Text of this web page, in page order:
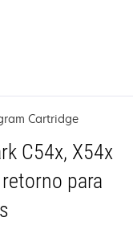
Cartridge
C54x, X54x
para